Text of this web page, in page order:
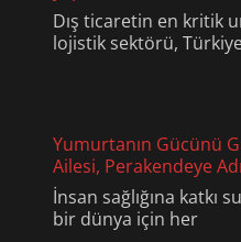
Dış ticaretin en kritik
lojistik sektörü,
Yumurtanın Gücünü
Ailesi, Perakendeye
İnsan sağlığına katkı
bir dünya için her